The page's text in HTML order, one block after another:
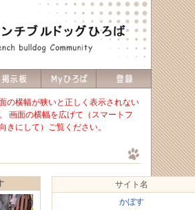
の横幅が狭いと正しく表示されない
画面の横幅を広げて（スマートフ
きにして）ご覧ください。
サイト名
かぼす